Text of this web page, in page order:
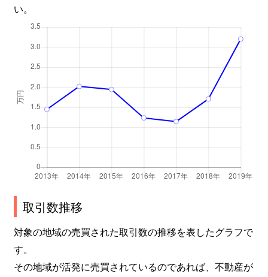
い。
取引数推移
対象の地域の売買された取引数の推移を表したグラフで
す。
その地域が活発に売買されているのであれば、不動産が